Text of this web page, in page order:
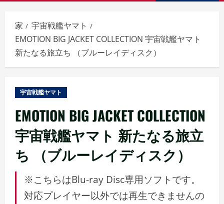
イ
マ
リ
メ
ニ
ー
家
宇宙戦艦ヤマト
EMOTION BIG JACKET COLLECTION 宇宙戦艦ヤマト
新たなる旅立ち （ブルーレイディスク）
宇宙戦艦ヤマト
EMOTION BIG JACKET COLLECTION
宇宙戦艦ヤマト 新たなる旅立
ち （ブルーレイディスク）
※こちらはBlu-ray Disc専用ソフトです。
対応プレイヤー以外では再生できませんの